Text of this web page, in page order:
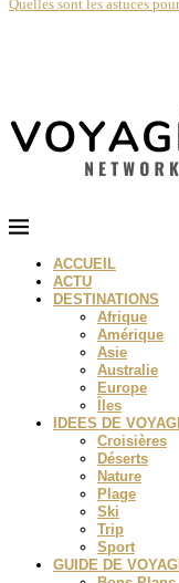
Quelles sont les astuces
ACCUEIL
ACTU
DESTINATIONS
Afrique
Amérique
Asie
Australie
Europe
Îles
IDEES DE
Croisières
Déserts
Nature
Plage
Ski
Trip
Sport
GUIDE DE